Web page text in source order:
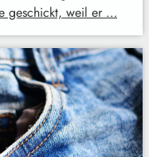
geschickt, weil er …